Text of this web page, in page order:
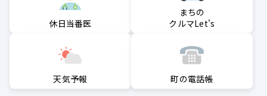
休日当番医
まちの
クルマLet's
天気予報 町の電話帳